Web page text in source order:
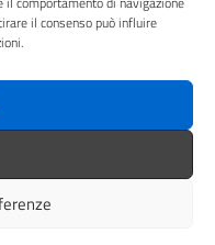
il consenso può influire